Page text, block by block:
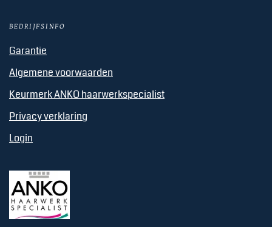
BEDRIJFSINFO
Garantie
Algemene voorwaarden
Keurmerk ANKO haarwerkspecialist
Privacy verklaring
Login